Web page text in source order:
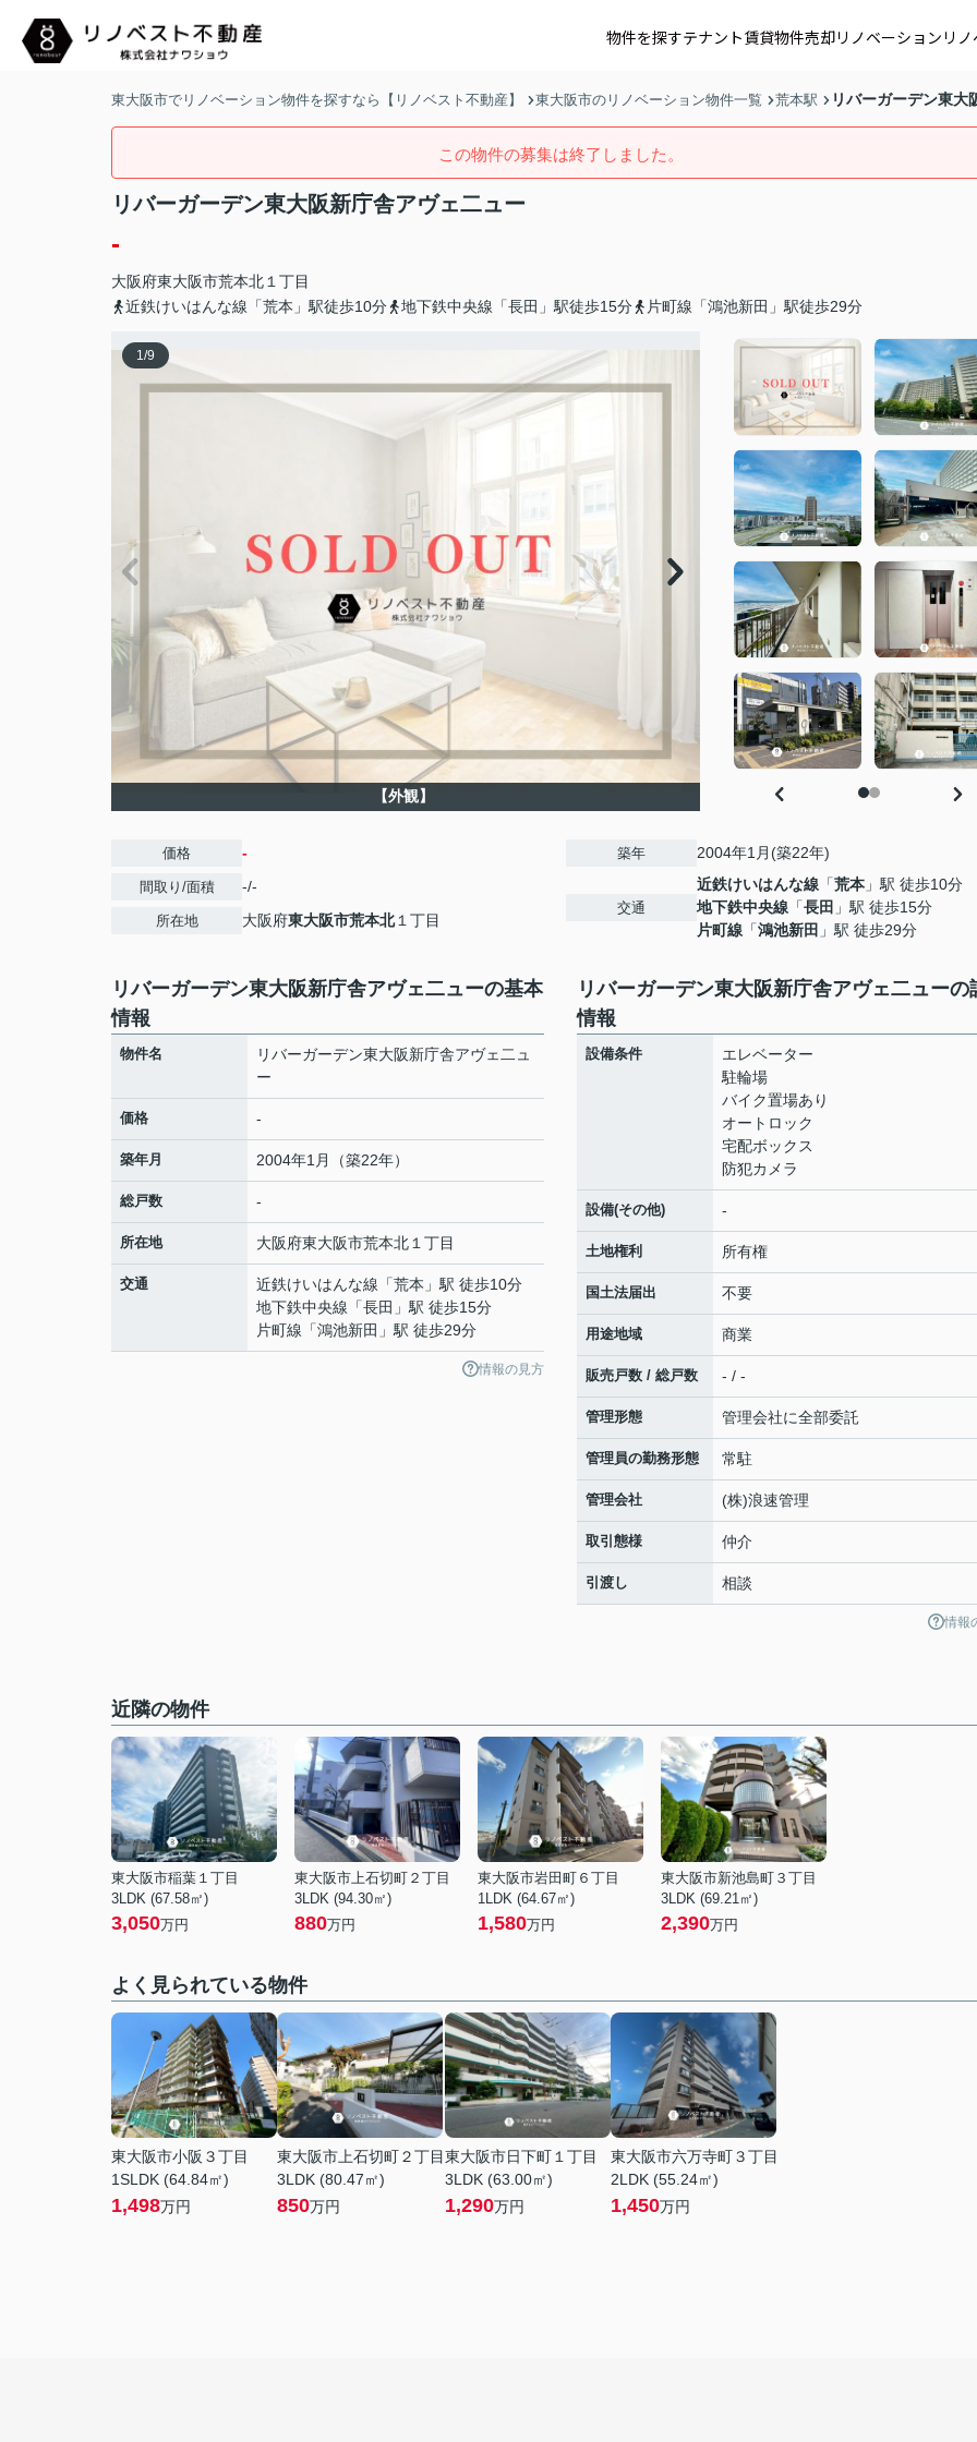
物件を探すテナント賃貸物件売却リノベーション リ
東大阪市でリノベーション物件を探すなら【リノベスト不動産】 東大阪市のリノベーション物件一覧 荒本駅 リバーガーデン東大
この物件の募集は終了しました。
リバーガーデン東大阪新庁舎アヴェ二ュー
-
大阪府東大阪市荒本北 １丁目
近鉄けいはんな線「荒本」駅徒歩10分
地下鉄中央線「長田」駅徒歩15分 片町線「鴻池新田」駅徒歩29分
1/9
【外観】
価格 -
間取り/面積 -/-
所在地 大阪府東大阪市荒本北１丁目
築年 2004年1月(築22年)
交通
近鉄けいはんな線 「荒本 」駅 徒歩10分
地下鉄中央線 「長田 」駅 徒歩15分
片町線 「鴻池新田 」駅 徒歩29分
リバーガーデン東大阪新庁舎アヴェ二ューの基本
情報
物件名
リバーガーデン東大阪新庁舎アヴェ二ュ
ー
価格 -
築年月 2004年1月（築22年）
総戸数 -
所在地 大阪府東大阪市荒本北 １丁目
交通 近鉄けいはんな線 「荒本 」駅 徒歩10分
地下鉄中央線 「長田 」駅 徒歩15分
片町線 「鴻池新田 」駅 徒歩29分
情報の見方
リバーガーデン東大阪新庁舎アヴェ二ューの
情報
設備条件
エレベーター
駐輪場
バイク置場あり
オートロック
宅配ボックス
防犯カメラ
設備(その他) -
土地権利 所有権
国土法届出 不要
用途地域 商業
販売戸数 / 総戸数 - / -
管理形態 管理会社に全部委託
管理員の勤務形態 常駐
管理会社 (株)浪速管理
取引態様 仲介
引渡し 相談
情報
近隣の物件
東大阪市稲葉１丁目
3LDK (67.58㎡)
3,050万円
東大阪市上石切町２丁目
3LDK (94.30㎡)
880万円
東大阪市岩田町６丁目
1LDK (64.67㎡)
1,580万円
東大阪市新池島町３丁目
3LDK (69.21㎡)
2,390万円
よく見られている物件
東大阪市小阪３丁目
1SLDK (64.84㎡)
1,498万円
東大阪市上石切町２丁目
3LDK (80.47㎡)
850万円
東大阪市日下町１丁目
3LDK (63.00㎡)
1,290万円
東大阪市六万寺町３丁目
2LDK (55.24㎡)
1,450万円